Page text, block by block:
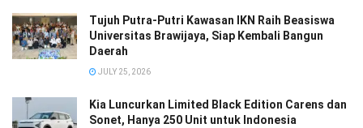
Tujuh Putra-Putri Kawasan IKN Raih Beasiswa
Universitas Brawijaya, Siap Kembali Bangun
Daerah
JULY 25, 2026
Kia Luncurkan Limited Black Edition Carens dan
Sonet, Hanya 250 Unit untuk Indonesia